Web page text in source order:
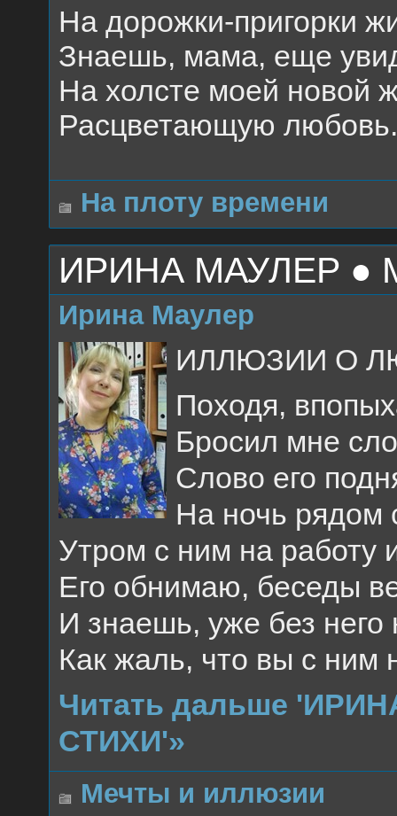
На дорожки-пригорки
Знаешь, мама, еще
На холсте моей новой
Расцветающую любовь.
На плоту времени
ИРИНА МАУЛЕР ●
Ирина Маулер
ИЛЛЮЗИИ О
Походя,
Бросил мне
Слово его
На ночь рядом
Утром с ним на работу
Его обнимаю, беседы
И знаешь, уже без него
Как жаль, что вы с
Читать дальше
СТИХИ'»
Мечты и иллюзии